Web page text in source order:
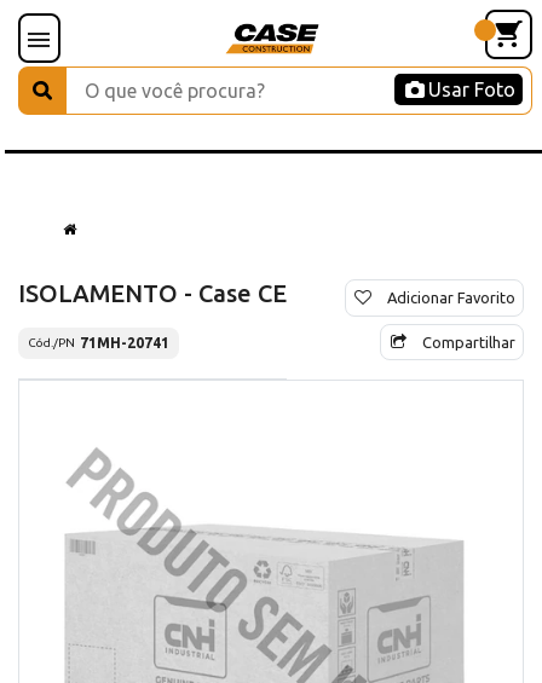
Usar Foto
ISOLAMENTO - Case CE
Cód./PN 71MH-20741
Adicionar Favorito
Compartilhar